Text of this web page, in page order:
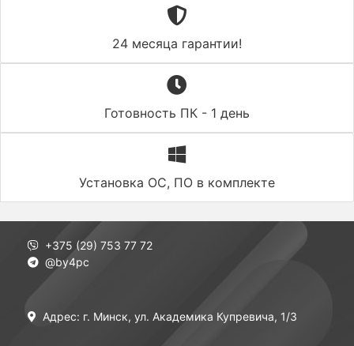
24 месяца гарантии!
Готовность ПК - 1 день
Установка ОС, ПО в комплекте
+375 (29) 753 77 72
@by4pc
Адрес: г. Минск, ул. Академика Купревича, 1/3